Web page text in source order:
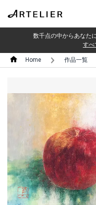
数千点の中からあなた
すべ
Home 作品一覧